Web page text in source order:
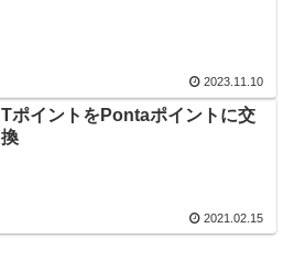
2023.11.10
TポイントをPontaポイントに交
換
2021.02.15